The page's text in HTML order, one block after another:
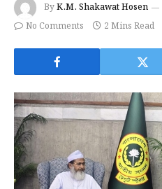
ByK.M. Shakawat Hosen
No Comments
2 Mins Read